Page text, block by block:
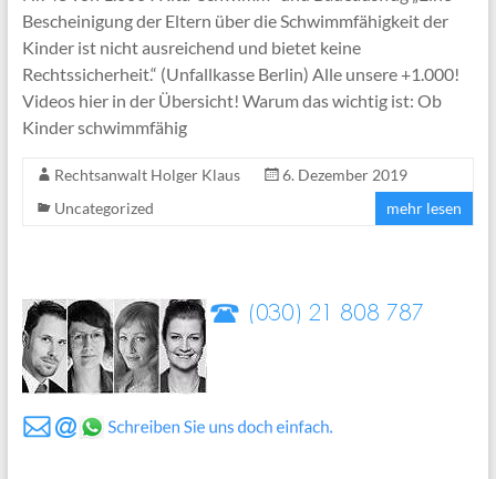
Bescheinigung der Eltern über die Schwimmfähigkeit der
Kinder ist nicht ausreichend und bietet keine
Rechtssicherheit.“ (Unfallkasse Berlin) Alle unsere +1.000!
Videos hier in der Übersicht! Warum das wichtig ist: Ob
Kinder schwimmfähig
Rechtsanwalt Holger Klaus
6. Dezember 2019
Uncategorized
mehr lesen